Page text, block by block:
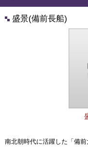
盛景(備前長船)
南北朝時代に活躍した「備前